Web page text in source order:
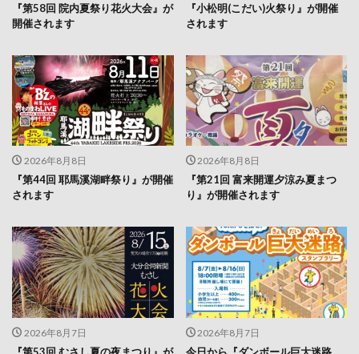
『第58回 院内夏祭り花火大会』が
開催されます
『小松明(こだい)火祭り』が開催
されます
2026年8月8日
『第44回 耶馬溪湖畔祭り』が開催
されます
2026年8月8日
『第21回 富来開運夕涼み夏まつ
り』が開催されます
2026年8月7日
『第53回 むさし夏の夜まつり』が
2026年8月7日
今日から『ダンボール巨大迷路